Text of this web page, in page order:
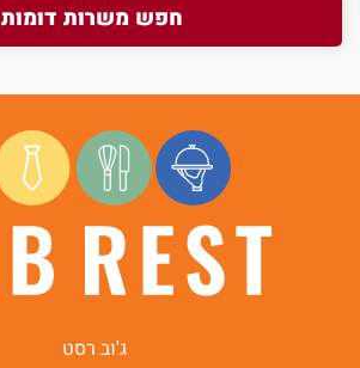
חפש משרות דומות
ג'וב רסט